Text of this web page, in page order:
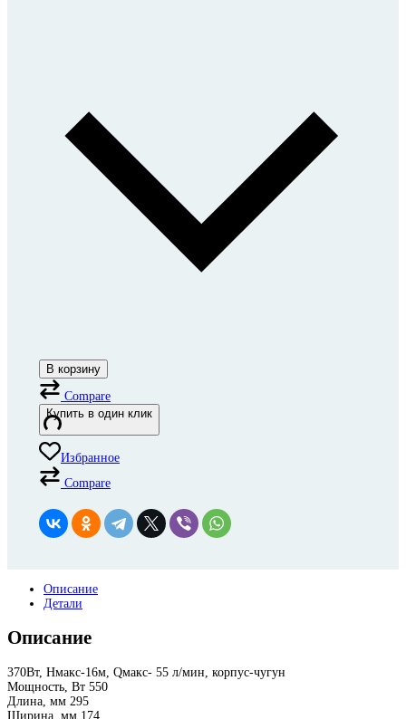
В корзину
Compare
Купить в один клик
Избранное
Compare
Описание
Детали
Описание
370Вт, Нмакс-16м, Qмакс- 55 л/мин, корпус-чугун
Мощность, Вт 550
Длина, мм 295
Ширина, мм 174